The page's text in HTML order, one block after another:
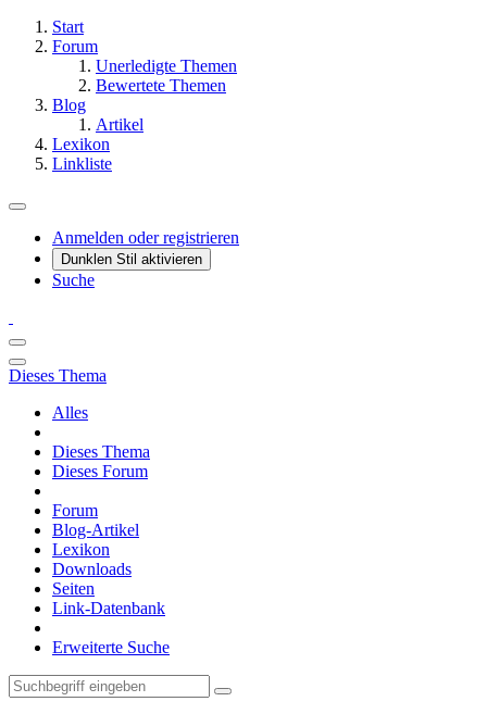
Start
Forum
Unerledigte Themen
Bewertete Themen
Blog
Artikel
Lexikon
Linkliste
Anmelden oder registrieren
Dunklen Stil aktivieren
Suche
Dieses Thema
Alles
Dieses Thema
Dieses Forum
Forum
Blog-Artikel
Lexikon
Downloads
Seiten
Link-Datenbank
Erweiterte Suche